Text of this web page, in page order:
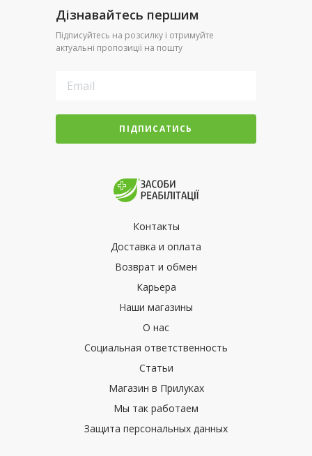
Дізнавайтесь першим
Підписуйтесь на розсилку і отримуйте
актуальні пропозиції на пошту
ПІДПИСАТИСЬ
Контакты
Доставка и оплата
Возврат и обмен
Карьера
Наши магазины
О нас
Социальная ответственность
Статьи
Магазин в Прилуках
Мы так работаем
Защита персональных данных